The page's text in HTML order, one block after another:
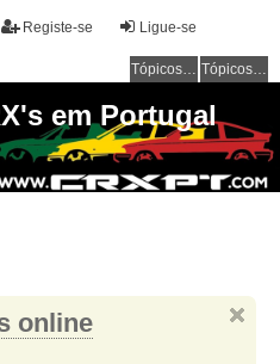
Ligue-se
Registe-se
Tópicos sem resposta Tópicos ativos
em Portugal
online